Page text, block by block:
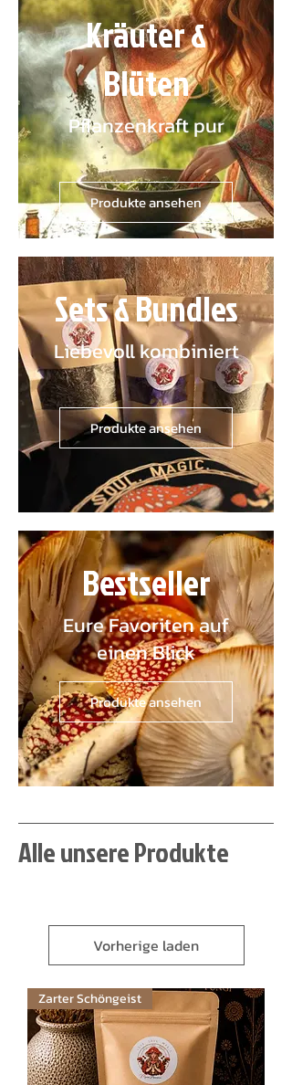
Kräuter &
Blüten
Pflanzenkraft pur
Produkte ansehen
Sets & Bundles
Liebevoll kombiniert
Produkte ansehen
Bestseller
Eure Favoriten auf
einen Blick
Produkte ansehen
Alle unsere Produkte
Vorherige laden
Zarter Schöngeist